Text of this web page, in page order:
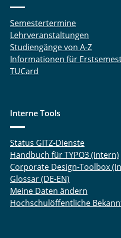
Semestertermine
Lehrveranstaltungen
Studiengänge von A-Z
Informationen für
TUCard
Interne Tools
Status GITZ-Dienste
Handbuch für TYPO3 (Intern)
Corporate Design-Toolbox
Glossar (DE-EN)
Meine Daten ändern
Hochschulöffentliche